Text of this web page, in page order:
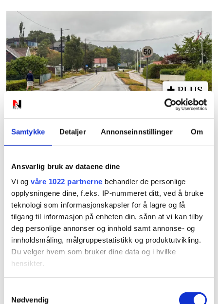
Samtykke Detaljer Annonseinnstillinger Om
Ansvarlig bruk av dataene dine
Vi og våre 1022 partnerne behandler de personlige
opplysningene dine, f.eks. IP-nummeret ditt, ved å bruke
teknologi som informasjonskapsler for å lagre og få
tilgang til informasjon på enheten din, sånn at vi kan tilby
deg personlige annonser og innhold samt annonse- og
innholdsmåling, målgruppestatistikk og produktutvikling.
Du velger hvem som bruker dine data og i hvilke
hensikter.
Innhente informasjon om den geografiske
Nødvendig
PLUS
Nye skilt skaper
forvirring: Hvilken
fartsgrense gjelder
egentlig?
PLUS